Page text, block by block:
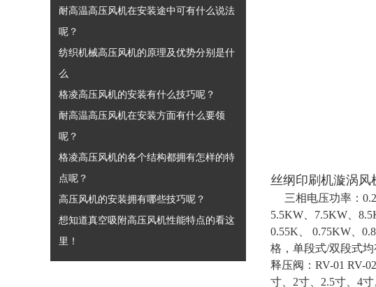
耐高温高压风机在安装途中可有什么说法
呢？
纺织机械高压风机的原理及优势分别是什
么
格凌高压风机的安装有什么技巧呢？
耐高温高压风机在安装方面有什么要领
呢？
格凌高压风机的各个结构都拥有怎样的特
点呢？
高压风机的安装拥有哪些技巧呢？
想知道真空吸附高压风机性能特点的看这
里！
丝纲印刷机漩涡风
三相电压功率：
5.5KW、7.5KW、
0.55K、 0.75KW、
格，单段式/双段式均
释压阀： RV-01 RV-
寸、2寸、2.5寸、4寸